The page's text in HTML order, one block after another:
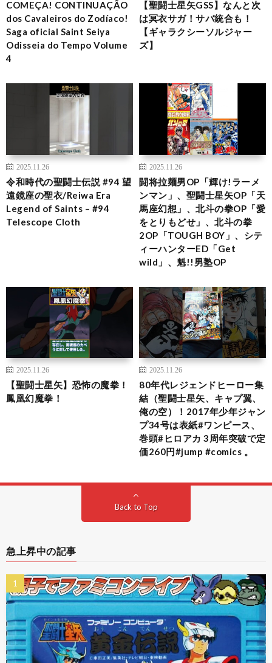
COMEÇA! CONTINUAÇÃO
dos Cavaleiros do Zodíaco!
Saga oficial Saint Seiya
Odisseia do Tempo Volume
4
【聖闘士星矢GSS】なんと次
は冥衣サガ！サバ統合も！
【ギャラクシーソルジャー
ズ】
2025.11.26
令和時代の聖闘士伝説 #94 望
遠鏡座の聖衣/Reiwa Era
Legend of Saints – #94
Telescope Cloth
2025.11.26
闘将拉麺男OP「輝け!ラーメ
ンマン」、聖闘士星矢OP「天
馬座幻想」、北斗の拳OP「愛
をとりもどせ」、北斗の拳
2OP「TOUGH BOY」、シテ
ィーハンターED「Get
wild」、魁!!男塾OP
2025.11.26
【聖闘士星矢】恐怖の魔拳！
鳳凰幻魔拳！
2025.11.26
80年代レジェンドヒーロー集
結（聖闘士星矢、キャプ翼、
俺の空）！2017年少年ジャン
プ34号は表紙#ワンピース、
巻頭#ヒロアカ 3周年突破で定
価260円#jump #comics 。
Back to Top
急上昇中の記事